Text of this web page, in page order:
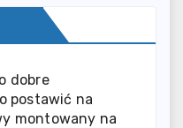
dobre
postawić na
montowany na